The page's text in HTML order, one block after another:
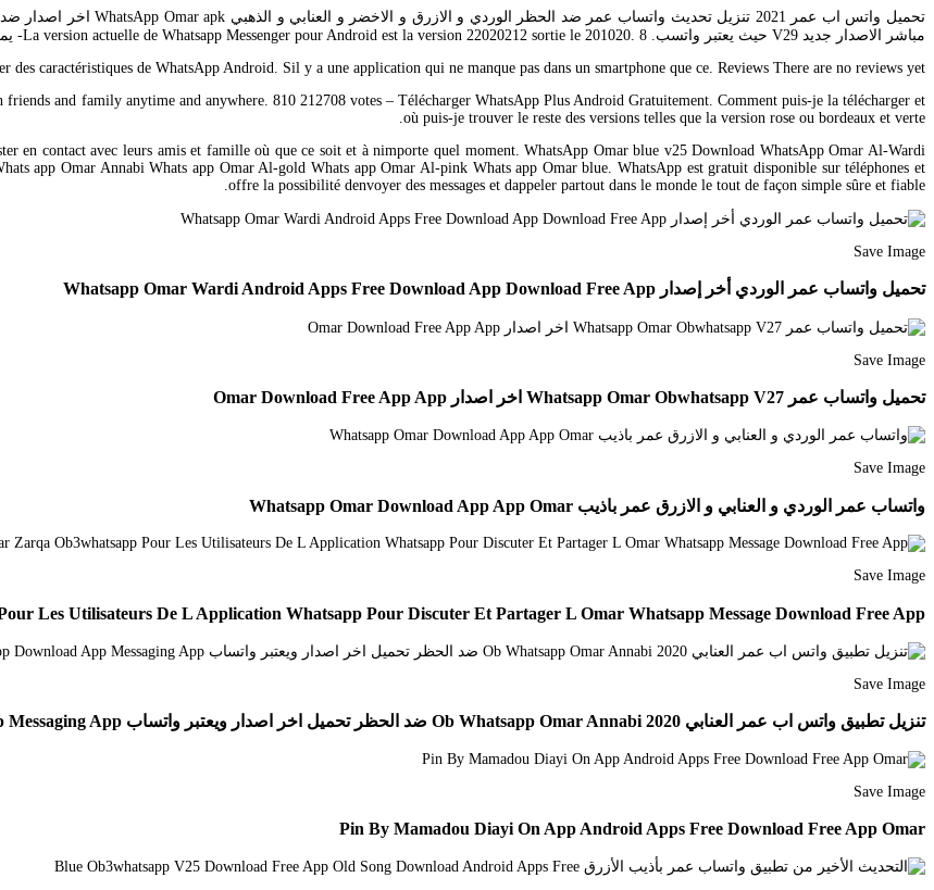
مباشر الاصدار جديد V29 حيث يعتبر واتسب. La version actuelle de Whatsapp Messenger pour Android est la version 22020212 sortie le 201020. 8- يمكنك تثبيت ٣٠ محادثة بدلا من ٢٥ محادثة.
caractéristiques de WhatsApp Android. Sil y a une application qui ne manque pas dans un smartphone que ce. Reviews There are no reviews yet.
and family anytime and anywhere. 810 212708 votes – Télécharger WhatsApp Plus Android Gratuitement. Comment puis-je la télécharger et
où puis-je trouver le reste des versions telles que la version rose ou bordeaux et verte.
en contact avec leurs amis et famille où que ce soit et à nimporte quel moment. WhatsApp Omar blue v25 Download WhatsApp Omar Al-Wardi
app Omar Annabi Whats app Omar Al-gold Whats app Omar Al-pink Whats app Omar blue. WhatsApp est gratuit disponible sur téléphones et
offre la possibilité denvoyer des messages et dappeler partout dans le monde le tout de façon simple sûre et fiable.
Save Image
تحميل واتساب عمر الوردي أخر إصدار Whatsapp Omar Wardi Android Apps Free Download App Download Free App
Save Image
تحميل واتساب عمر Whatsapp Omar Obwhatsapp V27 اخر اصدار Omar Download Free App App
Save Image
واتساب عمر الوردي و العنابي و الازرق عمر باذيب Whatsapp Omar Download App App Omar
Save Image
Les Utilisateurs De L Application Whatsapp Pour Discuter Et Partager L Omar Whatsapp Message Download Free App
Save Image
تنزيل تطبيق واتس اب عمر العنابي 2020 Ob Whatsapp Omar Annabi ضد الحظر تحميل اخر اصدار ويعتبر واتساب Download Free App Download App Messaging App
Save Image
Pin By Mamadou Diayi On App Android Apps Free Download Free App Omar